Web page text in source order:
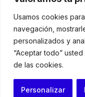
Usamos cookies
navegación,
personalizados y
“Aceptar todo”
de las cookies.
Personalizar
C. Avinyó 44,
119 03 72|
© Institut de
Aviso legal|